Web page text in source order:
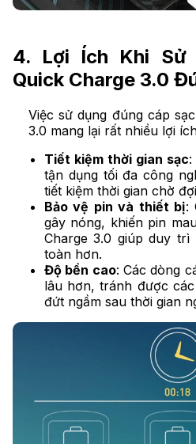
4. Lợi Ích Khi Sử
Quick Charge 3.0
Việc sử dụng đúng cáp
3.0 mang lại rất nhiều lợi
Tiết kiệm thời gian sạc:
tận dụng tối đa công
tiết kiệm thời gian chờ
Bảo vệ pin và thiết bị:
gây nóng, khiến pin
Charge 3.0 giúp duy
toàn hơn.
Độ bền cao: Các dòng
lâu hơn, tránh được
đứt ngầm sau thời gian